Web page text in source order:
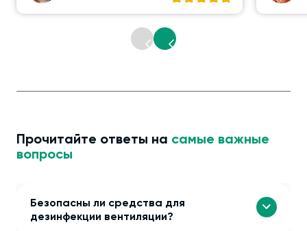
Прочитайте ответы на самые важные
вопросы
Безопасны ли средства для
дезинфекции вентиляции?